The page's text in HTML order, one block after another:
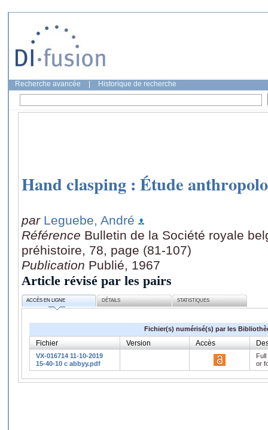
Recherche avancée Historique de recherche
Hand clasping : Étude
par Leguebe, André
Référence Bulletin de la Société royale
préhistoire, 78, page (81-107)
Publication Publié, 1967
Article révisé par les pairs
ACCÈS EN LIGNE DÉTAILS STATISTIQUES
Fichier(s) numérisé(s) par les
Fichier Version Accès
VX-016714 11-10-2019
15-40-10 c abbyy.pdf
or